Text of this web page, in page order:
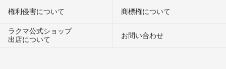
権利侵害について
商標権について
ラクマ公式ショップ
出店について
お問い合わせ